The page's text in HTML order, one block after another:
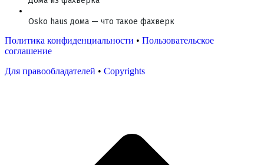
Osko haus дома — что такое фахверк
Политика конфиденциальности • Пользовательское
соглашение
Для правообладателей • Copyrights